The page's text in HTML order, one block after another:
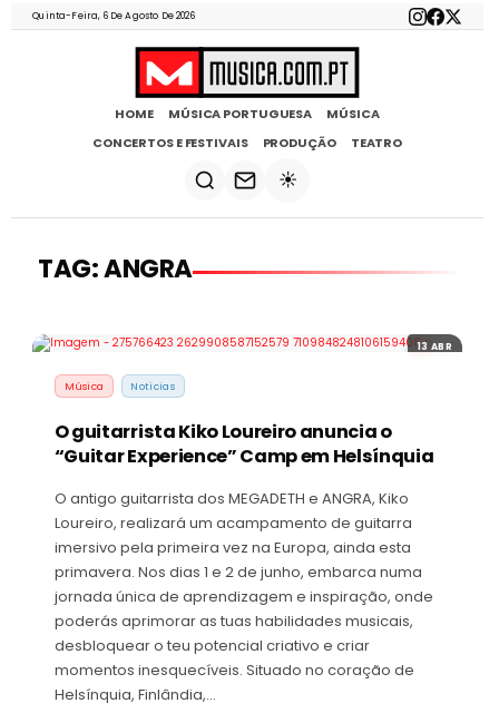
Quinta-Feira, 6 De Agosto De 2026
HOME MÚSICA PORTUGUESA
MÚSICA
CONCERTOS E FESTIVAIS
PRODUÇÃO TEATRO
☀️
TAG: ANGRA
13 ABR
Música Noticias
O guitarrista Kiko Loureiro anuncia o
“Guitar Experience” Camp em Helsínquia
O antigo guitarrista dos MEGADETH e ANGRA, Kiko
Loureiro, realizará um acampamento de guitarra
imersivo pela primeira vez na Europa, ainda esta
primavera. Nos dias 1 e 2 de junho, embarca numa
jornada única de aprendizagem e inspiração, onde
poderás aprimorar as tuas habilidades musicais,
desbloquear o teu potencial criativo e criar
momentos inesquecíveis. Situado no coração de
Helsínquia, Finlândia,…